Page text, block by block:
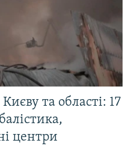
та області: 17
центри